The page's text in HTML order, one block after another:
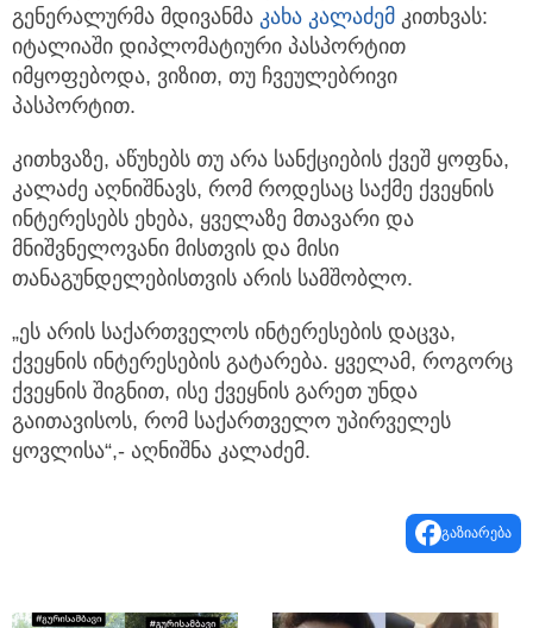
გენერალურმა მდივანმა კახა კალაძემ კითხვას:
იტალიაში დიპლომატიური პასპორტით
იმყოფებოდა, ვიზით, თუ ჩვეულებრივი
პასპორტით.
კითხვაზე, აწუხებს თუ არა სანქციების ქვეშ ყოფნა,
კალაძე აღნიშნავს, რომ როდესაც საქმე ქვეყნის
ინტერესებს ეხება, ყველაზე მთავარი და
მნიშვნელოვანი მისთვის და მისი
თანაგუნდელებისთვის არის სამშობლო.
„ეს არის საქართველოს ინტერესების დაცვა,
ქვეყნის ინტერესების გატარება. ყველამ, როგორც
ქვეყნის შიგნით, ისე ქვეყნის გარეთ უნდა
გაითავისოს, რომ საქართველო უპირველეს
ყოვლისა“,- აღნიშნა კალაძემ.
გაზიარება